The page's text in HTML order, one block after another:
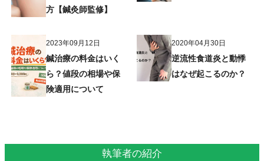
方【鍼灸師監修】
2023年09月12日
鍼治療の料金はいく
ら？値段の相場や保
険適用について
2020年04月30日
逆流性食道炎と動悸
はなぜ起こるのか？
執筆者の紹介